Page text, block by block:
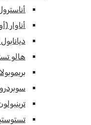
أناوار
هالو